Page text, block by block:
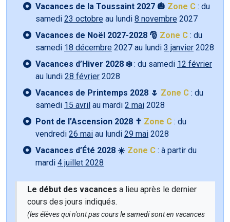
Vacances de la Toussaint 2027 🎃 Zone C : du
samedi 23 octobre au lundi 8 novembre 2027
Vacances de Noël 2027-2028 🎅 Zone C : du
samedi 18 décembre 2027 au lundi 3 janvier 2028
Vacances d’Hiver 2028 ❄️: du samedi 12 février
au lundi 28 février 2028
Vacances de Printemps 2028 🌷 Zone C : du
samedi 15 avril au mardi 2 mai 2028
Pont de l’Ascension 2028 ✝️ Zone C : du
vendredi 26 mai au lundi 29 mai 2028
Vacances d’Été 2028 ☀️ Zone C : à partir du
mardi 4 juillet 2028
Le début des vacances a lieu après le dernier
cours des jours indiqués.
(les élèves qui n'ont pas cours le samedi sont en vacances